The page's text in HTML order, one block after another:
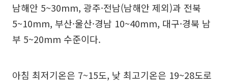
남해안 5~30mm, 광주·전남(남해안 제외)과 전북
5~10mm, 부산·울산·경남 10~40mm, 대구·경북 남
부 5~20mm 수준이다.
아침 최저기온은 7~15도, 낮 최고기온은 19~28도로